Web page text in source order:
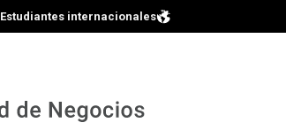
Estudiantes internacionales